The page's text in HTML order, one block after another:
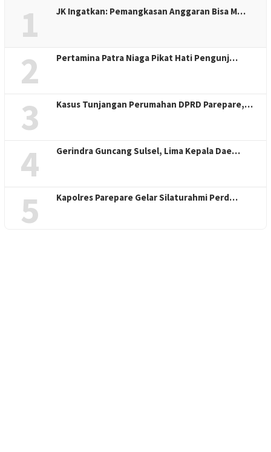
1 JK Ingatkan: Pemangkasan Anggaran Bisa M…
2 Pertamina Patra Niaga Pikat Hati Pengunj…
3 Kasus Tunjangan Perumahan DPRD Parepare,…
4 Gerindra Guncang Sulsel, Lima Kepala Dae…
5 Kapolres Parepare Gelar Silaturahmi Perd…